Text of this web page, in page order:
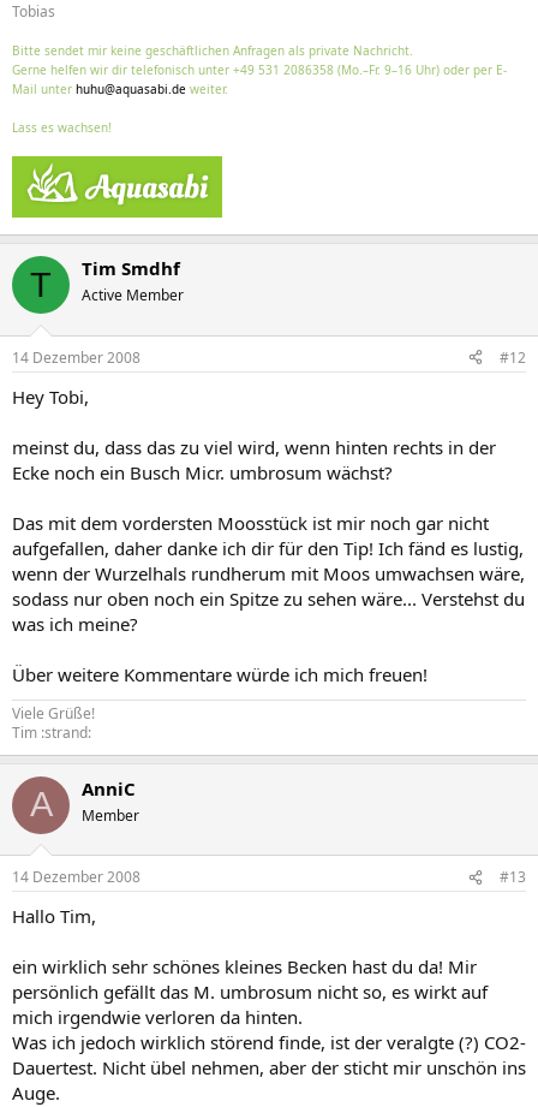
Tobias
Bitte sendet mir keine geschäftlichen Anfragen als private Nachricht.
Gerne helfen wir dir telefonisch unter +49 531 2086358 (Mo.–Fr. 9–16 Uhr) oder per E-
Mail unter huhu@aquasabi.de weiter.
Lass es wachsen!
T Tim Smdhf
Active Member
14 Dezember 2008 #12
Hey Tobi,
meinst du, dass das zu viel wird, wenn hinten rechts in der
Ecke noch ein Busch Micr. umbrosum wächst?
Das mit dem vordersten Moosstück ist mir noch gar nicht
aufgefallen, daher danke ich dir für den Tip! Ich fänd es lustig,
wenn der Wurzelhals rundherum mit Moos umwachsen wäre,
sodass nur oben noch ein Spitze zu sehen wäre... Verstehst du
was ich meine?
Über weitere Kommentare würde ich mich freuen!
Viele Grüße!
Tim :strand:
A AnniC
Member
14 Dezember 2008 #13
Hallo Tim,
ein wirklich sehr schönes kleines Becken hast du da! Mir
persönlich gefällt das M. umbrosum nicht so, es wirkt auf
mich irgendwie verloren da hinten.
Was ich jedoch wirklich störend finde, ist der veralgte (?) CO2-
Dauertest. Nicht übel nehmen, aber der sticht mir unschön ins
Auge.